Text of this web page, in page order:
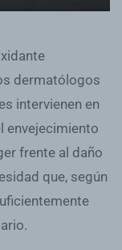
dermatólogos
intervienen en
envejecimiento
frente al daño
que, según